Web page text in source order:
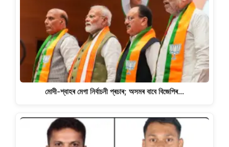
মোদী-শ্বাহৰ মেগা নিৰ্বাচনী প্ৰচাৰ; অসমৰ বাবে বিজেপিৰ…